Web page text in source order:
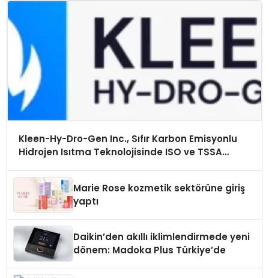
Kleen-Hy-Dro-Gen Inc., Sıfır Karbon Emisyonlu
Hidrojen Isıtma Teknolojisinde ISO ve TSSA
Marie Rose kozmetik sektörüne giriş
yaptı
Daikin’den akıllı iklimlendirmede yeni
dönem: Madoka Plus Türkiye’de